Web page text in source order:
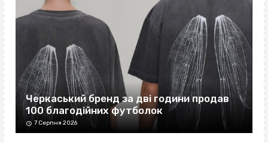
Черкаський бренд за дві години продав
100 благодійних футболок
7 Серпня 2026